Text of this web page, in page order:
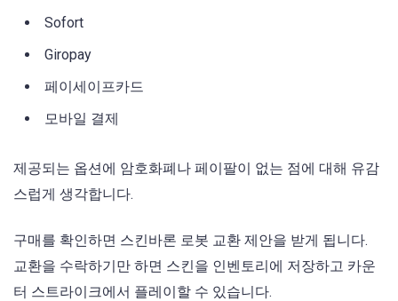
Sofort
Giropay
페이세이프카드
모바일 결제
제공되는 옵션에 암호화폐나 페이팔이 없는 점에 대해 유감
스럽게 생각합니다.
구매를 확인하면 스킨바론 로봇 교환 제안을 받게 됩니다.
교환을 수락하기만 하면 스킨을 인벤토리에 저장하고 카운
터 스트라이크에서 플레이할 수 있습니다.